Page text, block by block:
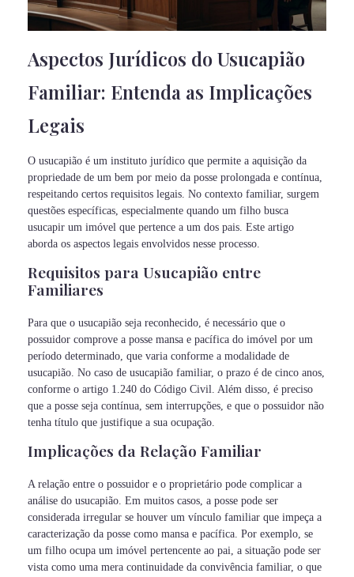
Aspectos Jurídicos do Usucapião
Familiar: Entenda as Implicações
Legais
O usucapião é um instituto jurídico que permite a aquisição da
propriedade de um bem por meio da posse prolongada e contínua,
respeitando certos requisitos legais. No contexto familiar, surgem
questões específicas, especialmente quando um filho busca
usucapir um imóvel que pertence a um dos pais. Este artigo
aborda os aspectos legais envolvidos nesse processo.
Requisitos para Usucapião entre
Familiares
Para que o usucapião seja reconhecido, é necessário que o
possuidor comprove a posse mansa e pacífica do imóvel por um
período determinado, que varia conforme a modalidade de
usucapião. No caso de usucapião familiar, o prazo é de cinco anos,
conforme o artigo 1.240 do Código Civil. Além disso, é preciso
que a posse seja contínua, sem interrupções, e que o possuidor não
tenha título que justifique a sua ocupação.
Implicações da Relação Familiar
A relação entre o possuidor e o proprietário pode complicar a
análise do usucapião. Em muitos casos, a posse pode ser
considerada irregular se houver um vínculo familiar que impeça a
caracterização da posse como mansa e pacífica. Por exemplo, se
um filho ocupa um imóvel pertencente ao pai, a situação pode ser
vista como uma mera continuidade da convivência familiar, o que